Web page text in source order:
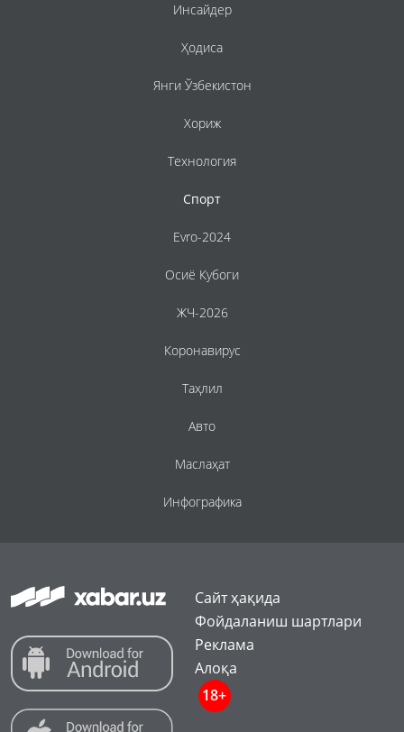
Инсайдер
Ҳодиса
Янги Ўзбекистон
Хориж
Технология
Спорт
Evro-2024
Осиё Кубоги
ЖЧ-2026
Коронавирус
Таҳлил
Авто
Маслаҳат
Инфографика
Сайт ҳақида
Фойдаланиш шартлари
Реклама
Алоқа
18+